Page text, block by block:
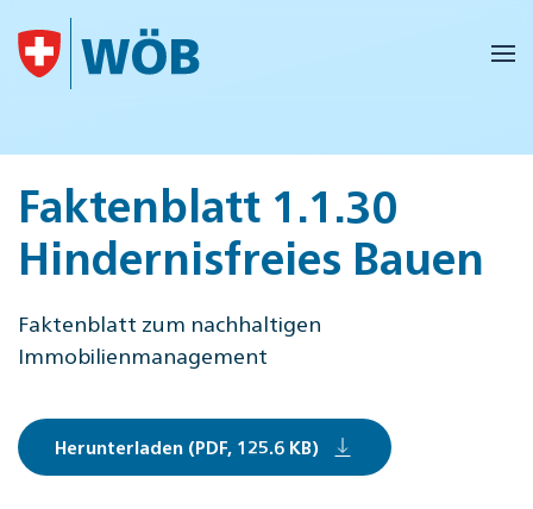
Skip to main content
Faktenblatt 1.1.30
Hindernisfreies Bauen
Faktenblatt zum nachhaltigen
Immobilienmanagement
Herunterladen (PDF, 125.6 KB)